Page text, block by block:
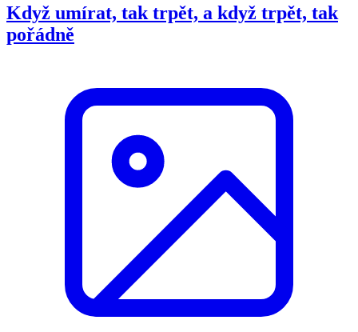
Když umírat, tak trpět, a když trpět, tak
pořádně